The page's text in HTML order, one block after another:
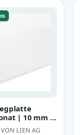
| 10 mm |
mm |
LIEN AG